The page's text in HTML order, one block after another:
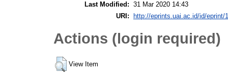
Last Modified: 31 Mar 2020 14:43
URI:
http://eprints.uai.ac.id/id/eprint/
Actions (login required)
View Item